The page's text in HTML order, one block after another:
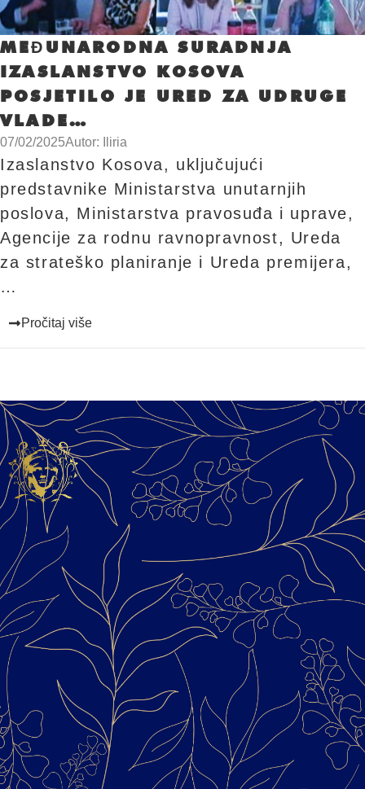
MEĐUNARODNA SURADNJA
IZASLANSTVO KOSOVA
POSJETILO JE URED ZA UDRUGE
VLADE…
07/02/2025Autor: Iliria
Izaslanstvo Kosova, uključujući
predstavnike Ministarstva unutarnjih
poslova, Ministarstva pravosuđa i uprave,
Agencije za rodnu ravnopravnost, Ureda
za strateško planiranje i Ureda premijera,
…
Pročitaj više